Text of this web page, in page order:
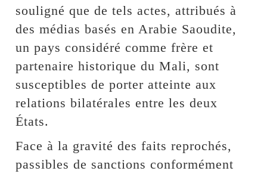
souligné que de tels actes, attribués à
des médias basés en Arabie Saoudite,
un pays considéré comme frère et
partenaire historique du Mali, sont
susceptibles de porter atteinte aux
relations bilatérales entre les deux
États.
Face à la gravité des faits reprochés,
passibles de sanctions conformément